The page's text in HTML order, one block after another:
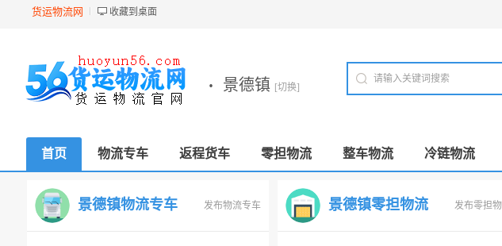
货运物流网 收藏到桌面
· 景德镇 [切换]
首页 物流专车 返程货车 零担物流 整车物流 冷链物流
景德镇物流专车 发布物流专车 景德镇零担物流 发布零担